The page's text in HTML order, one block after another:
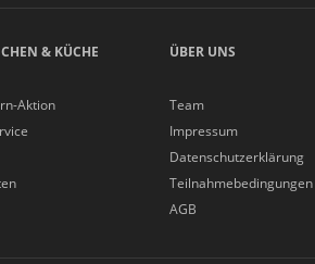
& KÜCHE
Aktion
ÜBER UNS
Team
Impressum
Datenschutzerklärung
Teilnahmebedingungen
AGB